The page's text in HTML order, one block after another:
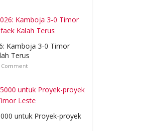
Kamboja 3-0 Timor
Terus
Comment
untuk Proyek-proyek